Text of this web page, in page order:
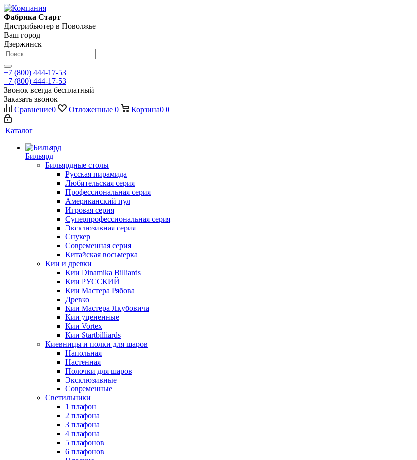
Фабрика Старт
Дистрибьютер в Поволжье
Ваш город
Дзержинск
+7 (800) 444-17-53
+7 (800) 444-17-53
Звонок всегда бесплатный
Заказать звонок
Сравнение0 Отложенные 0 Корзина0 0
Каталог
Бильярд
Бильярдные столы
Русская пирамида
Любительская серия
Профессиональная серия
Американский пул
Игровая серия
Суперпрофессиональная серия
Эксклюзивная серия
Снукер
Современная серия
Китайская восьмерка
Кии и древки
Кии Dinamika Billiards
Кии РУССКИЙ
Кии Мастера Рябова
Древко
Кии Мастера Якубовича
Кии уцененные
Кии Vortex
Кии Startbilliards
Киевницы и полки для шаров
Напольная
Настенная
Полочки для шаров
Эксклюзивные
Современные
Светильники
1 плафон
2 плафона
3 плафона
4 плафона
5 плафонов
6 плафонов